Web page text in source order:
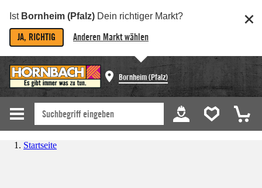
Ist Bornheim (Pfalz) Dein richtiger Markt?
JA, RICHTIG Anderen Markt wählen
Bornheim (Pfalz)
Startseite